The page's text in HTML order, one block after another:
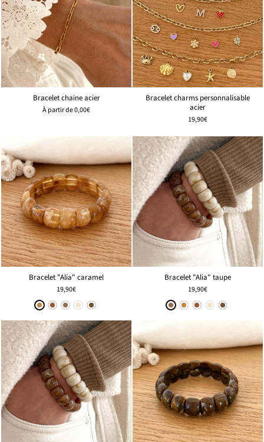
Bracelet chaine acier
À partir de0,00€
Bracelet charms personnalisable
acier
19,90€
Bracelet "Alia" caramel
19,90€
Bracelet "Alia" taupe
19,90€